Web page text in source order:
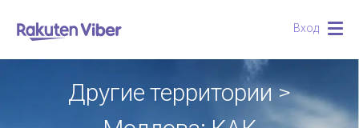
Вход
Другие территории >